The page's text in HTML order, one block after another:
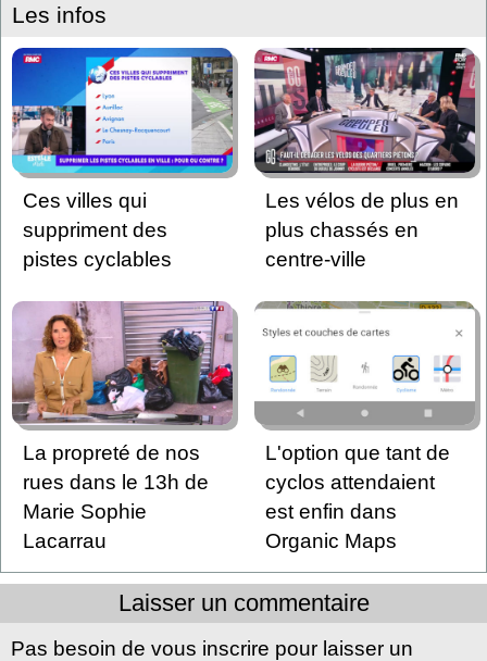
Les infos
Ces villes qui
suppriment des
pistes cyclables
Les vélos de plus en
plus chassés en
centre-ville
La propreté de nos
rues dans le 13h de
Marie Sophie
Lacarrau
L'option que tant de
cyclos attendaient
est enfin dans
Organic Maps
Laisser un commentaire
Pas besoin de vous inscrire pour laisser un